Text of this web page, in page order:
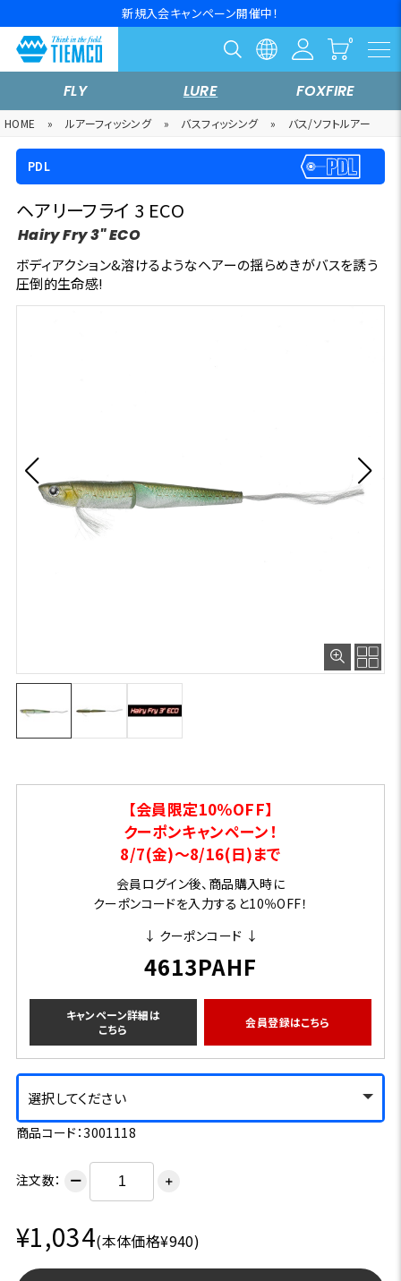
新規入会キャンペーン開催中！
FLY LURE FOXFIRE
HOME » ルアーフィッシング » バスフィッシング » バス/ソフトルアー
PDL
ヘアリーフライ 3 ECO
Hairy Fry 3" ECO
ボディアクション&溶けるようなヘアーの揺らめきがバスを誘う
圧倒的生命感!
【会員限定10％OFF】
クーポンキャンペーン！
8/7(金)～8/16(日)まで
会員ログイン後、商品購入時に
クーポンコードを入力すると10％OFF！
↓ クーポンコード ↓
4613PAHF
キャンペーン詳細は
こちら
会員登録はこちら
選択してください
商品コード：3001118
注文数： ー ＋
¥1,034(本体価格¥940)